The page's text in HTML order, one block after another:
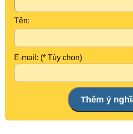
Tên:
E-mail: (* Tùy chọn)